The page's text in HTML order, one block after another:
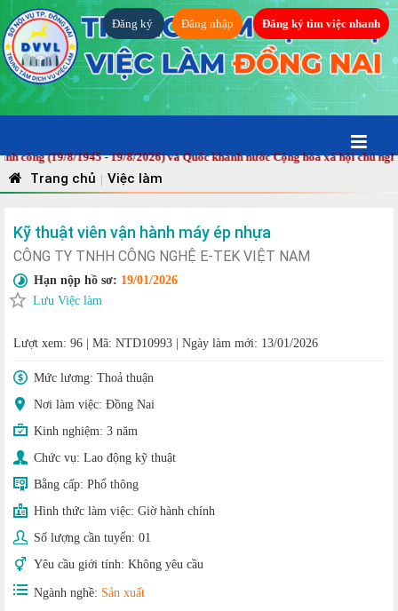
Đăng ký Đăng nhập Đăng ký tìm việc nhanh
(19/8/1945 - 19/8/2026) và Quốc khánh nước Cộng hòa xã hội chủ nghĩa
Trang chủ | Việc làm
Kỹ thuật viên vận hành máy ép nhựa
CÔNG TY TNHH CÔNG NGHỆ E-TEK VIỆT NAM
Hạn nộp hồ sơ: 19/01/2026
Lưu Việc làm
Lượt xem: 96 Mã: NTD10993 Ngày làm mới: 13/01/2026
Mức lương: Thoả thuận
Nơi làm việc: Đồng Nai
Kinh nghiệm: 3 năm
Chức vụ: Lao động kỹ thuật
Bằng cấp: Phổ thông
Hình thức làm việc: Giờ hành chính
Số lượng cần tuyển: 01
Yêu cầu giới tính: Không yêu cầu
Ngành nghề: Sản xuất